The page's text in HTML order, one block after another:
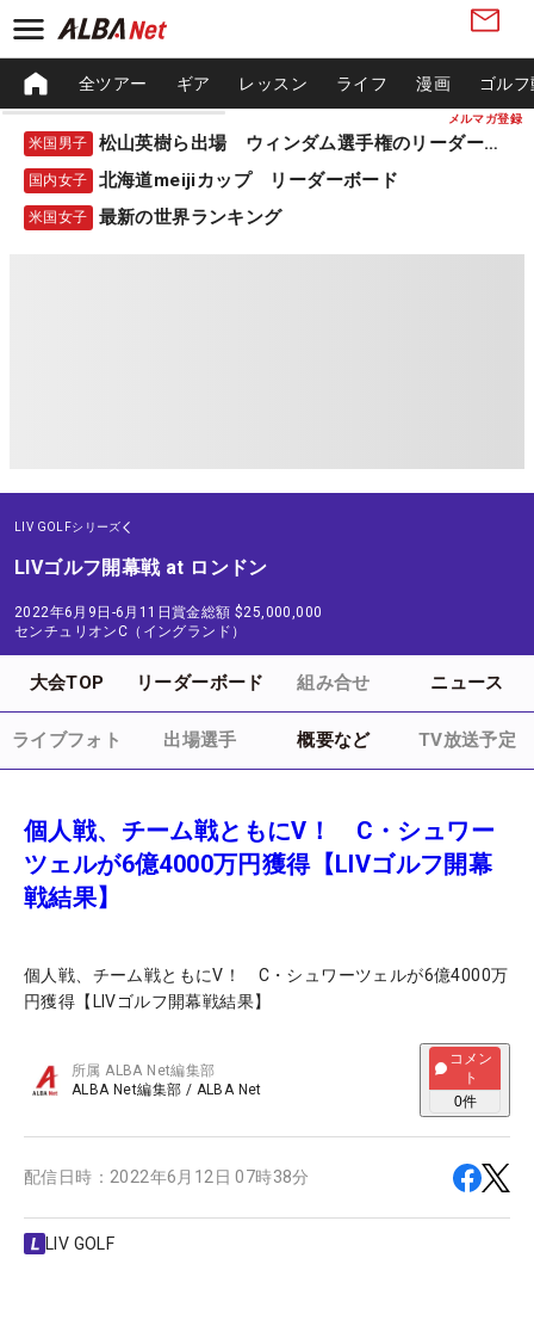
メルマガ登録
全ツアー ギア レッスン ライフ 漫画 ゴル
米国男子 松山英樹ら出場 ウィンダム選手権のリーダーボード
国内女子 北海道meijiカップ リーダーボード
米国女子 最新の世界ランキング
LIV GOLFシリーズ
LIVゴルフ開幕戦 at ロンドン
2022年6月9日-6月11日賞金総額 $25,000,000
センチュリオンC（イングランド）
大会TOP リーダーボード 組み合せ ニュース
ライブフォト 出場選手 概要など TV放送予定
個人戦、チーム戦ともにV！ C・シュワー
ツェルが6億4000万円獲得【LIVゴルフ開幕
戦結果】
個人戦、チーム戦ともにV！ C・シュワーツェルが6億4000万
円獲得【LIVゴルフ開幕戦結果】
所属ALBA Net編集部
ALBA Net編集部 / ALBA Net
コメン
ト
0件
配信日時： 2022年6月12日 07時38分
LIV GOLF